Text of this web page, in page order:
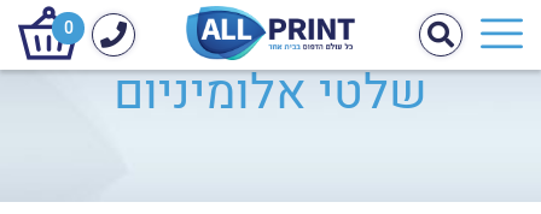
0
שלטי אלומיניום